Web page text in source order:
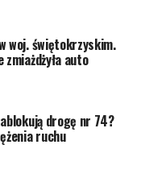
woj. świętokrzyskim.
zmiażdżyła auto
drogę nr 74?
ruchu